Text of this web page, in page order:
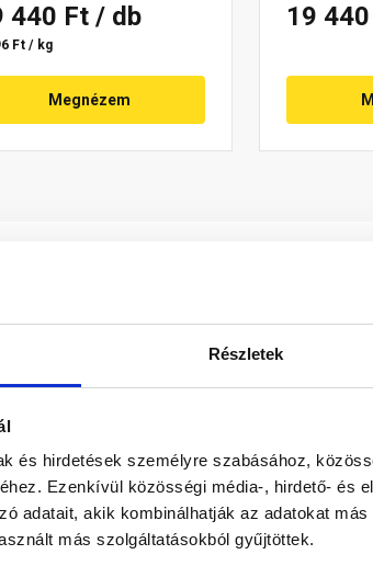
Részletek
és hirdetések személyre szabásához,
Ezenkívül közösségi média-, hirdető- és
adatait, akik kombinálhatják az adatokat
más szolgáltatásokból gyűjtöttek.
440 Ft / db
Ft / kg
Megnézem
19
előkevert, tulajdonságjavító adalékokat
keverékéből létrehozható, dekoratív, jól
díszítésére, valamint lábazatok és
tulajdonságai: jól mosható, dekoratív,
(Revco Deco Brocade, Revco
nem javasolt. Amennyiben a fogadó